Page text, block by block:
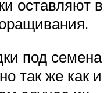
оставляют в
под семена
так же как и